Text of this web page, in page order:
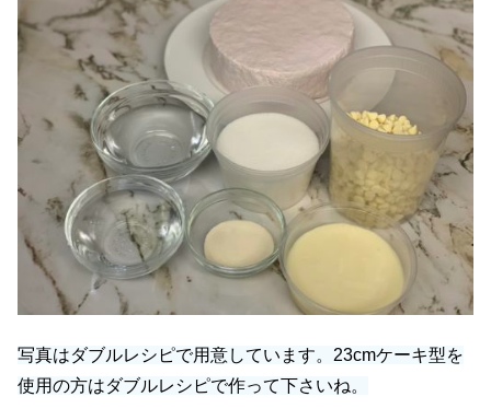
写真はダブルレシピで用意しています。23cmケーキ型を
使用の方はダブルレシピで作って下さいね。